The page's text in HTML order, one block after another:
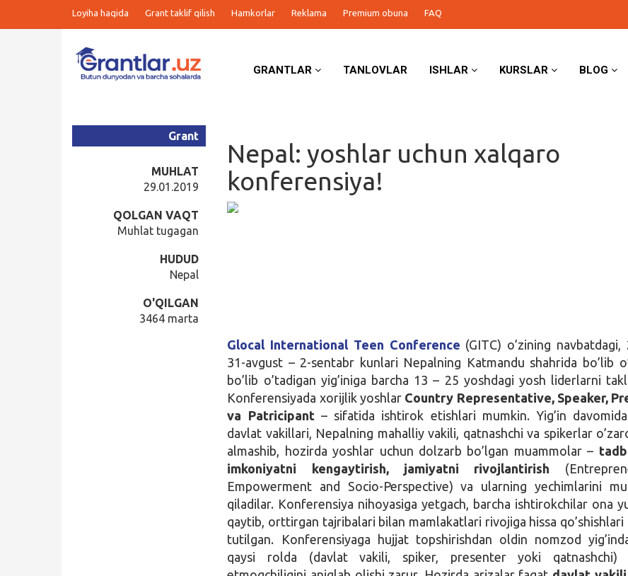
Loyiha haqida Grant taklif qilish Hamkorlar Reklama Premium obuna FAQ
GRANTLAR TANLOVLAR ISHLAR KURSLAR BLOG
Nepal: yoshlar uchun xalqaro
konferensiya!
Grant
MUHLAT
29.01.2019
QOLGAN VAQT
Muhlat tugagan
HUDUD
Nepal
O'QILGAN
3464 marta
Glocal International Teen Conference (GITC) o’zining navbatdagi,
31-avgust – 2-sentabr kunlari Nepalning Katmandu shahrida bo’lib
bo’lib o’tadigan yig’iniga barcha 13 – 25 yoshdagi yosh liderlarni
Konferensiyada xorijlik yoshlar Country Representative, Speaker,
va Patricipant– sifatida ishtirok etishlari mumkin. Yig’in
davlat vakillari, Nepalning mahalliy vakili, qatnashchi va spikerlar
almashib, hozirda yoshlar uchun dolzarb bo’lgan muammolar –
imkoniyatni kengaytirish, jamiyatni rivojlantirish
Empowerment and Socio-Perspective) va ularning yechimlarini
qiladilar. Konferensiya nihoyasiga yetgach, barcha ishtirokchilar ona
qaytib, orttirgan tajribalari bilan mamlakatlari rivojiga hissa qo’shishlari
tutilgan. Konferensiyaga hujjat topshirishdan oldin nomzod
qaysi rolda (davlat vakili, spiker, presenter yoki qatnashchi)